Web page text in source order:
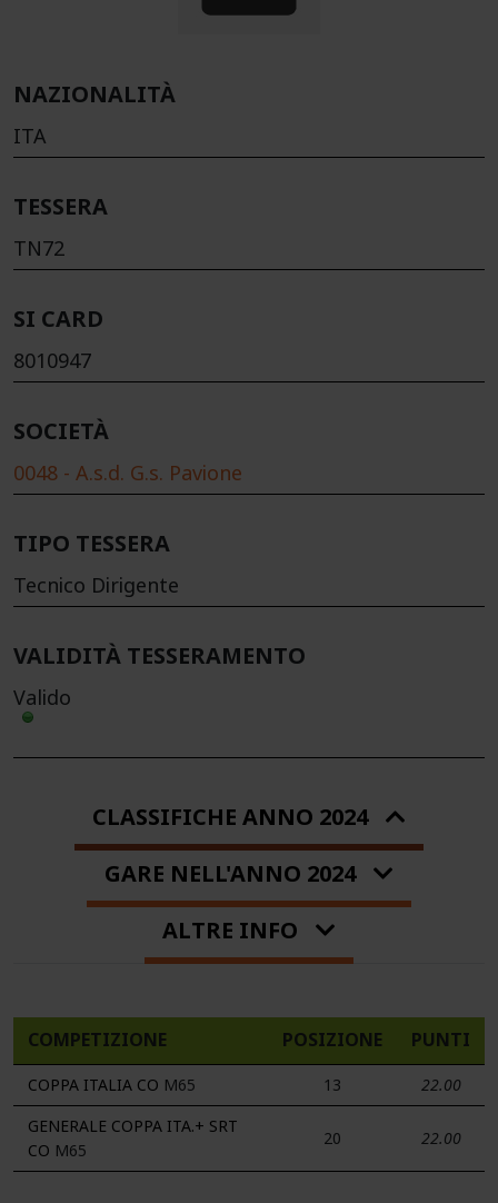
NAZIONALITÀ
ITA
TESSERA
TN72
SI CARD
8010947
SOCIETÀ
0048 - A.s.d. G.s. Pavione
TIPO TESSERA
Tecnico Dirigente
VALIDITÀ TESSERAMENTO
Valido
CLASSIFICHE ANNO 2024
GARE NELL'ANNO 2024
ALTRE INFO
COMPETIZIONE POSIZIONE PUNTI
COPPA ITALIA CO M65 13
22.00
GENERALE COPPA ITA.+ SRT
CO M65
20 22.00